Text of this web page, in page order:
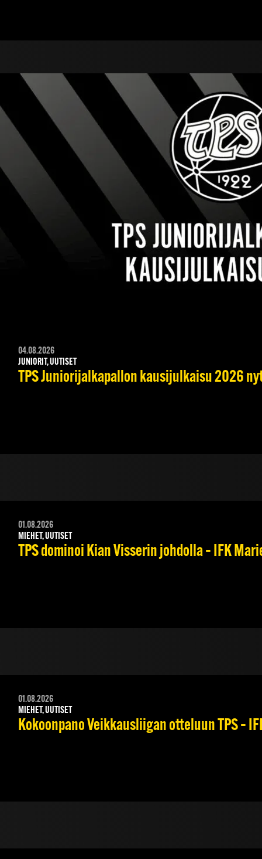
04.08.2026
JUNIORIT, UUTISET
TPS Juniorijalkapallon kausijulkaisu 2026
01.08.2026
MIEHET, UUTISET
TPS dominoi Kian Visserin johdolla – IFK
01.08.2026
MIEHET, UUTISET
Kokoonpano Veikkausliigan otteluun TPS –